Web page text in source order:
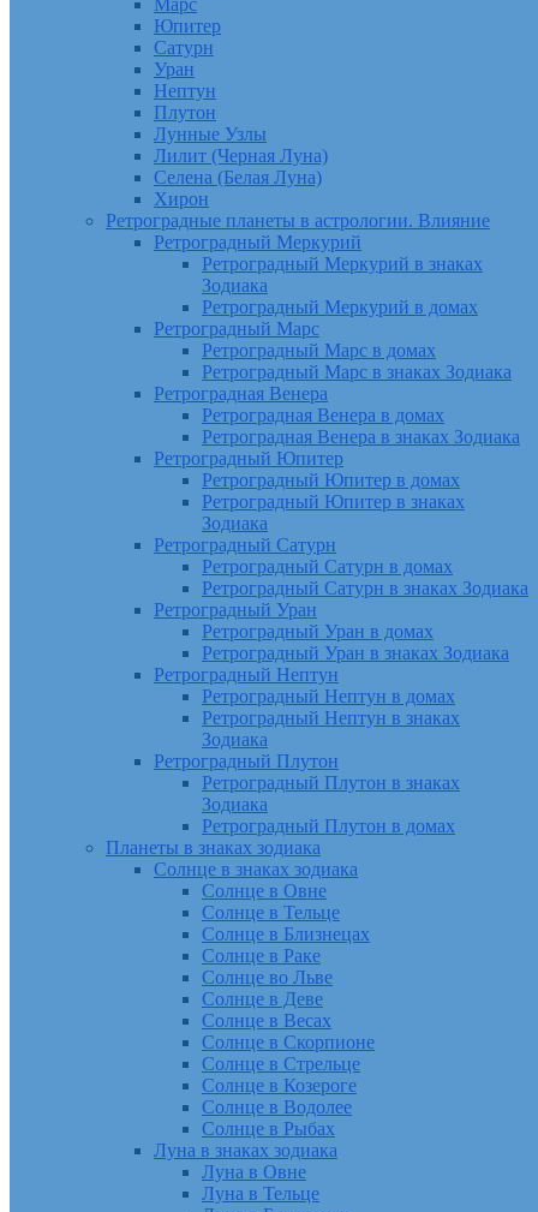
Марс
Юпитер
Сатурн
Уран
Нептун
Плутон
Лунные Узлы
Лилит (Черная Луна)
Селена (Белая Луна)
Хирон
Ретроградные планеты в астрологии. Влияние
Ретроградный Меркурий
Ретроградный Меркурий в знаках
Зодиака
Ретроградный Меркурий в домах
Ретроградный Марс
Ретроградный Марс в домах
Ретроградный Марс в знаках Зодиака
Ретроградная Венера
Ретроградная Венера в домах
Ретроградная Венера в знаках Зодиака
Ретроградный Юпитер
Ретроградный Юпитер в домах
Ретроградный Юпитер в знаках
Зодиака
Ретроградный Сатурн
Ретроградный Сатурн в домах
Ретроградный Сатурн в знаках Зодиака
Ретроградный Уран
Ретроградный Уран в домах
Ретроградный Уран в знаках Зодиака
Ретроградный Нептун
Ретроградный Нептун в домах
Ретроградный Нептун в знаках
Зодиака
Ретроградный Плутон
Ретроградный Плутон в знаках
Зодиака
Ретроградный Плутон в домах
Планеты в знаках зодиака
Солнце в знаках зодиака
Солнце в Овне
Солнце в Тельце
Солнце в Близнецах
Солнце в Раке
Солнце во Льве
Солнце в Деве
Солнце в Весах
Солнце в Скорпионе
Солнце в Стрельце
Солнце в Козероге
Солнце в Водолее
Солнце в Рыбах
Луна в знаках зодиака
Луна в Овне
Луна в Тельце